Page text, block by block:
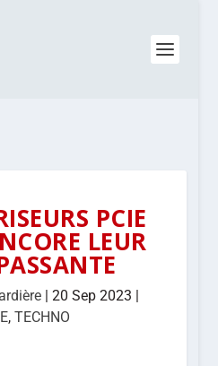
PCIE
LEUR
|20 Sep 2023 |
,TECHNO